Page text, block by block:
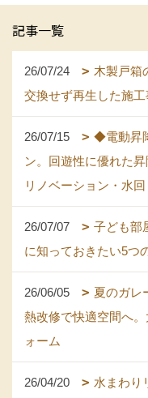
記事一覧
26/07/24
木製戸箱
交換せず再生した施工
26/07/15
◆電動昇
ン。回遊性に優れた
リノベーション・水
26/07/07
子ども部
に知っておきたい5つ
26/06/05
夏のガレ
熱改修で快適空間へ
ォーム
26/04/20
水まわり